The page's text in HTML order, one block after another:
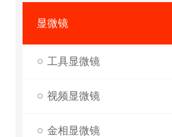
显微镜
工具显微镜
视频显微镜
金相显微镜